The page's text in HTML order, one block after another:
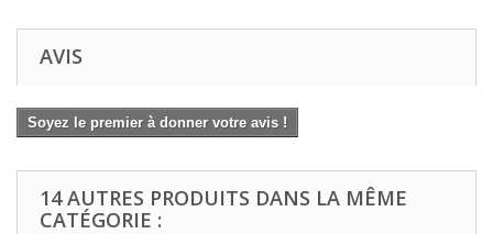
AVIS
Soyez le premier à donner votre avis !
14 AUTRES PRODUITS DANS LA MÊME
CATÉGORIE :